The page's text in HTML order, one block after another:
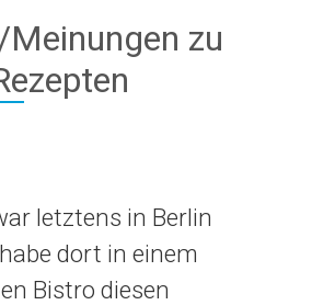
zu
letztens in Berlin
dort in einem
Bistro diesen